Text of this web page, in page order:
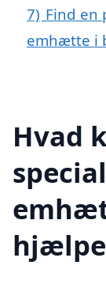
7) Find en
emhætte i
Hvad